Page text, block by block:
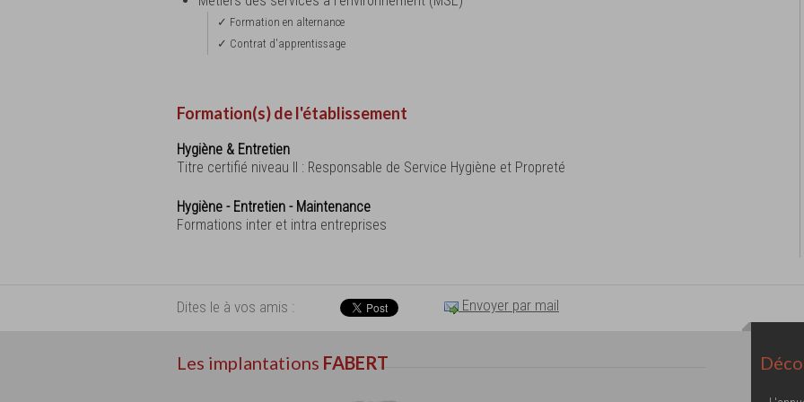
✓ Formation en alternance
✓ Contrat d'apprentissage
Formation(s) de l'établissement
Hygiène & Entretien
Titre certifié niveau II : Responsable de Service Hygiène et Propreté
Hygiène - Entretien - Maintenance
Formations inter et intra entreprises
Dites le à vos amis : Envoyer par mail
Les implantations FABERT